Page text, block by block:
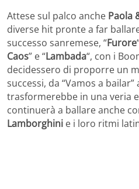
Attese sul palco anche Paola
diverse hit pronte a far
successo sanremese, “Furore
Caos” e “Lambada“, con i
decidessero di proporre un
successi, da “Vamos a bailar”
trasformerebbe in una veria
continuerà a ballare anche
Lamborghini e i loro ritmi